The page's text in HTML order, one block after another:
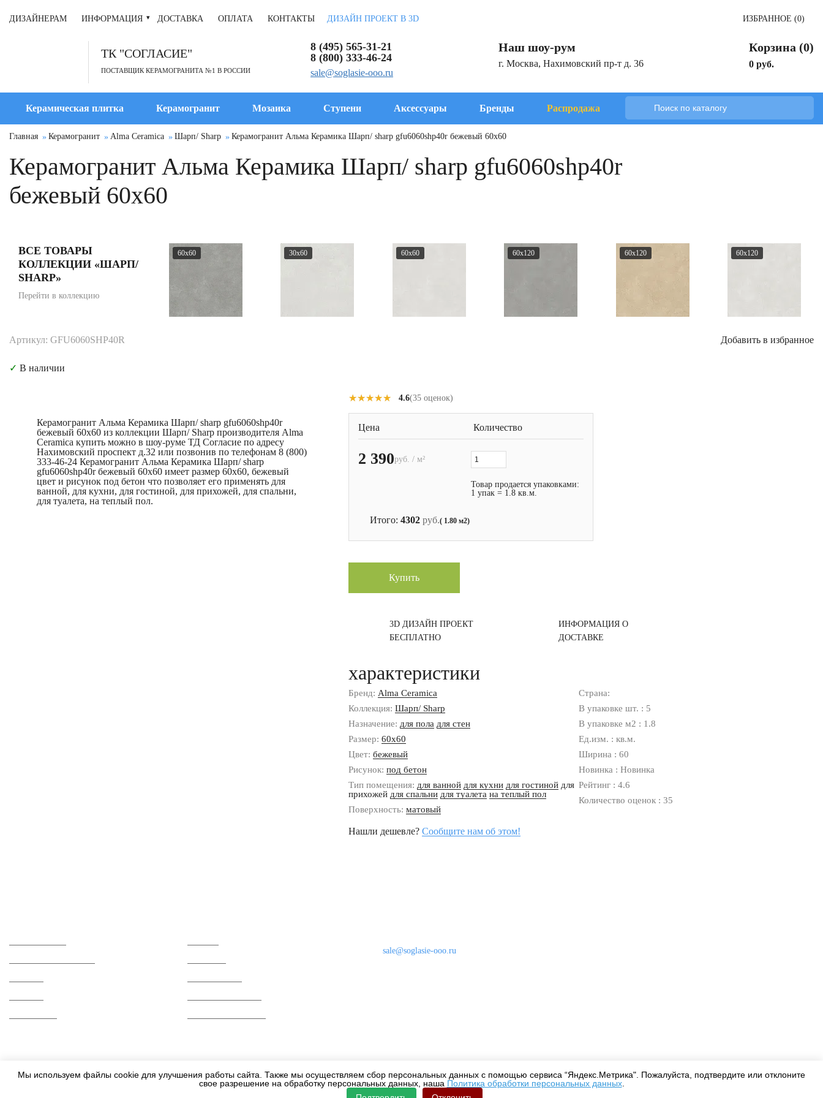
ДИЗАЙНЕРАМ ИНФОРМАЦИЯ ДОСТАВКА ОПЛАТА КОНТАКТЫ ДИЗАЙН ПРОЕКТ В 3D ИЗБРАННОЕ (0)
ТК "СОГЛАСИЕ"
ПОСТАВЩИК КЕРАМОГРАНИТА №1 В РОССИИ
8 (495) 565-31-21
8 (800) 333-46-24
sale@soglasie-ooo.ru
Наш шоу-рум
г. Москва, Нахимовский пр-т д. 36
Корзина (0)
0 руб.
Керамическая плитка Керамогранит Мозаика Ступени Аксессуары Бренды Распродажа
Главная Керамогранит Alma Ceramica Шарп/ Sharp Керамогранит Альма Керамика Шарп/ sharp gfu6060shp40r бежевый 60x60
Керамогранит Альма Керамика Шарп/ sharp gfu6060shp40r
бежевый 60x60
ВСЕ ТОВАРЫ
КОЛЛЕКЦИИ «ШАРП/
SHARP»
Перейти в коллекцию
60x60 30x60 60x60 60x120 60x120 60x120
Артикул: GFU6060SHP40R Добавить в избранное
✓ В наличии
Керамогранит Альма Керамика Шарп/ sharp gfu6060shp40r
бежевый 60x60 из коллекции Шарп/ Sharp производителя Alma
Ceramica купить можно в шоу-руме ТД Согласие по адресу
Нахимовский проспект д.32 или позвонив по телефонам 8 (800)
333-46-24 Керамогранит Альма Керамика Шарп/ sharp
gfu6060shp40r бежевый 60x60 имеет размер 60x60, бежевый
цвет и рисунок под бетон что позволяет его применять для
ванной, для кухни, для гостиной, для прихожей, для спальни,
для туалета, на теплый пол.
★★★★★
★★★★★ 4.6(35 оценок)
Цена Количество
2 390руб. / м²
Товар продается упаковками:
1 упак = 1.8 кв.м.
Итого: 4302 руб.( 1.80 м2)
Купить
3D ДИЗАЙН ПРОЕКТ
БЕСПЛАТНО
ИНФОРМАЦИЯ О
ДОСТАВКЕ
характеристики
Бренд: Alma Ceramica
Коллекция: Шарп/ Sharp
Назначение: для пола для стен
Размер: 60x60
Цвет: бежевый
Рисунок: под бетон
Тип помещения: для ванной для кухни для гостиной для
прихожей для спальни для туалета на теплый пол
Поверхность: матовый
Страна:
В упаковке шт. : 5
В упаковке м2 : 1.8
Ед.изм. : кв.м.
Ширина : 60
Новинка : Новинка
Рейтинг : 4.6
Количество оценок : 35
Нашли дешевле? Сообщите нам об этом!
Мы используем файлы cookie для улучшения работы сайта. Также мы осуществляем сбор персональных данных с помощью сервиса “Яндекс.Метрика". Пожалуйста, подтвердите или отклоните
свое разрешение на обработку персональных данных, наша Политика обработки персональных данных.
sale@soglasie-ooo.ru